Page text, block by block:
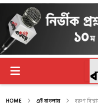
HOME এই বাংলায় বরুণ